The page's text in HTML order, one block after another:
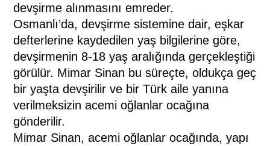
devşirme alınmasını emreder.
Osmanlı’da, devşirme sistemine dair, eşkar
defterlerine kaydedilen yaş bilgilerine göre,
devşirmenin 8-18 yaş aralığında gerçekleştiği
görülür. Mimar Sinan bu süreçte, oldukça geç
bir yaşta devşirilir ve bir Türk aile yanına
verilmeksizin acemi oğlanlar ocağına
gönderilir.
Mimar Sinan, acemi oğlanlar ocağında, yapı